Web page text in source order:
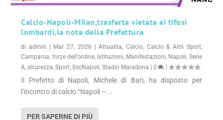
Calcio-Napoli-Milan,trasferta vietata ai tifosi
lombardi,la nota della Prefettura
diadmin Mar 27, 2026 |Attualita, Calcio, Calcio & Altri Sport,
Campania, forze dell'ordine, Istituzioni, Manifestazioni, Napoli, Serie
A,sicurezza,Sport,SscNapoli,Stadio Maradona |0 |
Il Prefetto di Napoli, Michele di Bari, ha disposto per
l’incontro di calcio “Napoli –...
PER SAPERNE DI PIÙ